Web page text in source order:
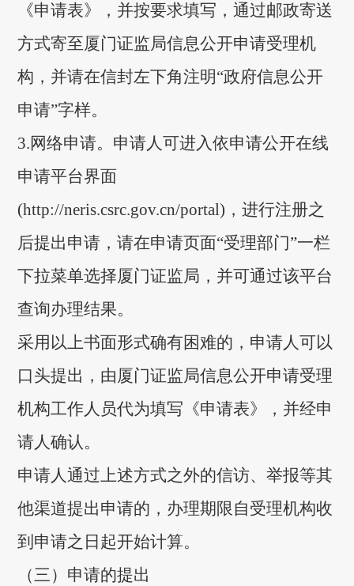
《申请表》，并按要求填写，通过邮政寄送
方式寄至厦门证监局信息公开申请受理机
构，并请在信封左下角注明“政府信息公开
申请”字样。
3.网络申请。申请人可进入依申请公开在线
申请平台界面
(http://neris.csrc.gov.cn/portal)，进行注册之
后提出申请 ，请在申请页面“受理部门”一栏
下拉菜单选择厦门证监局， 并可通过该平台
查询办理结果。
采用以上书面形式确有困难的，申请人可以
口头提出，由厦门证监局信息公开申请受理
机构工作人员代为填写《申请表》，并经申
请人确认。
申请人通过上述方式之外的信访、举报等其
他渠道提出申请的，办理期限自受理机构收
到申请之日起开始计算。
（三）申请的提出